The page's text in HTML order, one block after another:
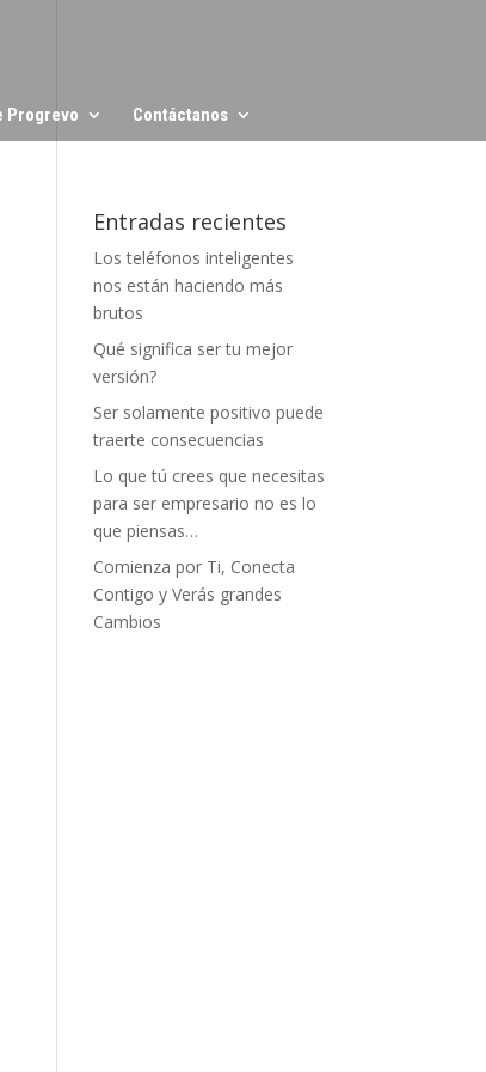
Progrevo Contáctanos
Entradas recientes
Los teléfonos inteligentes
nos están haciendo más
brutos
Qué significa ser tu mejor
versión?
Ser solamente positivo puede
traerte consecuencias
Lo que tú crees que necesitas
para ser empresario no es lo
que piensas…
Comienza por Ti, Conecta
Contigo y Verás grandes
Cambios